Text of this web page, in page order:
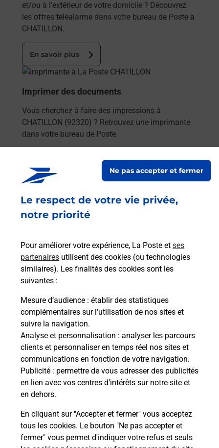
Le respect de votre vie privée,
notre priorité
Pour améliorer votre expérience, La Poste et ses
partenaires utilisent des cookies (ou technologies
similaires). Les finalités des cookies sont les
suivantes :
Mesure d’audience : établir des statistiques
complémentaires sur l’utilisation de nos sites et
suivre la navigation.
Analyse et personnalisation : analyser les parcours
clients et personnaliser en temps réel nos sites et
communications en fonction de votre navigation.
Publicité : permettre de vous adresser des publicités
en lien avec vos centres d’intérêts sur notre site et
en dehors.
En cliquant sur "Accepter et fermer" vous acceptez
tous les cookies. Le bouton "Ne pas accepter et
fermer" vous permet d'indiquer votre refus et seuls
Ne pas accepter et fermer
et/ou à l’extérieur de votre domicile ? Découvrez
les offres téléalarme dans votre bureau de Poste à
CHATILLON.
En savoir plus
En savoir plus
Imprimer des documents
Vous cherchez à faire des impressions à
CHATILLON (92320) ? Retrouvez une imprimante
dans votre bureau de Poste.
En savoir plus
Code de la route auto ou moto
? Découvrez l'offre proposée par La Poste.
En savoir plus
Permis Bateau
Vous cherchez à passer votre permis bateau à
Châtillon (92320) ? Découvrez l'offre proposée par
La Poste.
En savoir plus
Hauts-de-Seine